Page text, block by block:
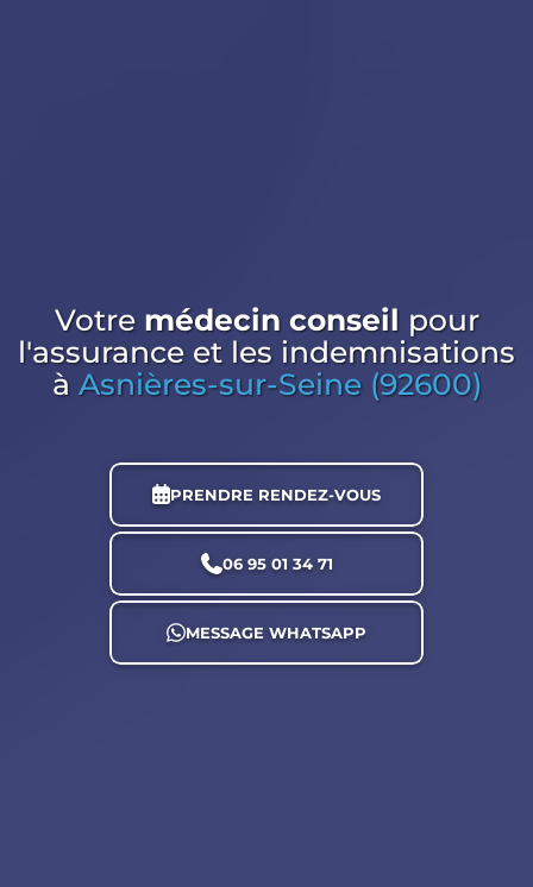
Votre médecin conseil pour
l'assurance et les indemnisations
à Asnières-sur-Seine (92600)
PRENDRE RENDEZ-VOUS
06 95 01 34 71
MESSAGE WHATSAPP